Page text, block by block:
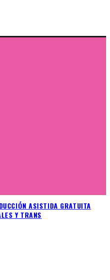
ASISTIDA GRATUITA
Y TRANS